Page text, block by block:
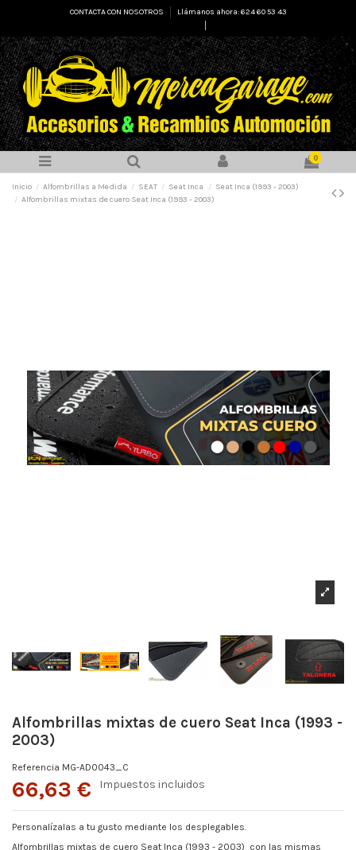
CONTACTA CON NOSOTROS
Llámanos ahora: 624 60 53 43
0
Inicio Alfombrillas a Medida SEAT Seat Inca
Seat Inca (1993 - 2003)
Alfombrillas mixtas de cuero Seat Inca (1993 - 2003)
Alfombrillas mixtas de cuero Seat Inca (1993 -
2003)
Referencia MG-AD0043_C
66,63 € Impuestos incluidos
Personalízalas a tu gusto mediante los desplegables.
Alfombrillas mixtas de cuero Seat Inca (1993 - 2003) con las mismas